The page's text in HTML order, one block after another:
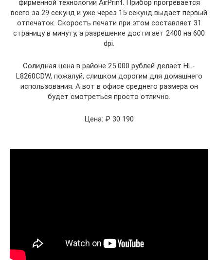
фирменной технологии AirPrint. Прибор прогревается
всего за 29 секунд и уже через 15 секунд выдает первый
отпечаток. Скорость печати при этом составляет 31
страницу в минуту, а разрешение достигает 2400 на 600
dpi.
Солидная цена в районе 25 000 рублей делает HL-
L8260CDW, пожалуй, слишком дорогим для домашнего
использования. А вот в офисе среднего размера он
будет смотреться просто отлично.
Цена: ₽ 30 190